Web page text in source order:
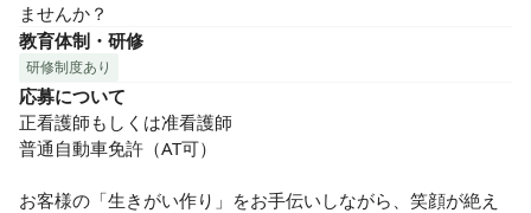
ませんか？
教育体制・研修
研修制度あり
応募について
正看護師もしくは准看護師
普通自動車免許（AT可）
お客様の「生きがい作り」をお手伝いしながら、笑顔が絶え